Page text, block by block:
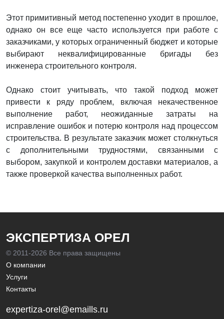
Этот примитивный метод постепенно уходит в прошлое,
однако он все еще часто используется при работе с
заказчиками, у которых ограниченный бюджет и которые
выбирают неквалифицированные бригады без
инженера строительного контроля.
Однако стоит учитывать, что такой подход может
привести к ряду проблем, включая некачественное
выполнение работ, неожиданные затраты на
исправление ошибок и потерю контроля над процессом
строительства. В результате заказчик может столкнуться
с дополнительными трудностями, связанными с
выбором, закупкой и контролем доставки материалов, а
также проверкой качества выполненных работ.
ЭКСПЕРТИЗА ОРЕЛ
© 2011-2026 Все права защищены
О компании
Услуги
Контакты
expertiza-orel@emaills.ru